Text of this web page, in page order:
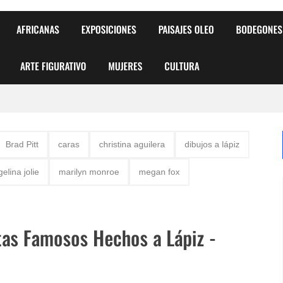
AFRICANAS EXPOSICIONES PAISAJES OLEO BODEGONES
ARTE FIGURATIVO MUJERES CULTURA
Biryulina Vita
Bellas del Mundo
Brad Pitt caras christina aguilera dibujos a lápiz
jolie marilyn monroe megan fox
Famosos Hechos a Lápiz -